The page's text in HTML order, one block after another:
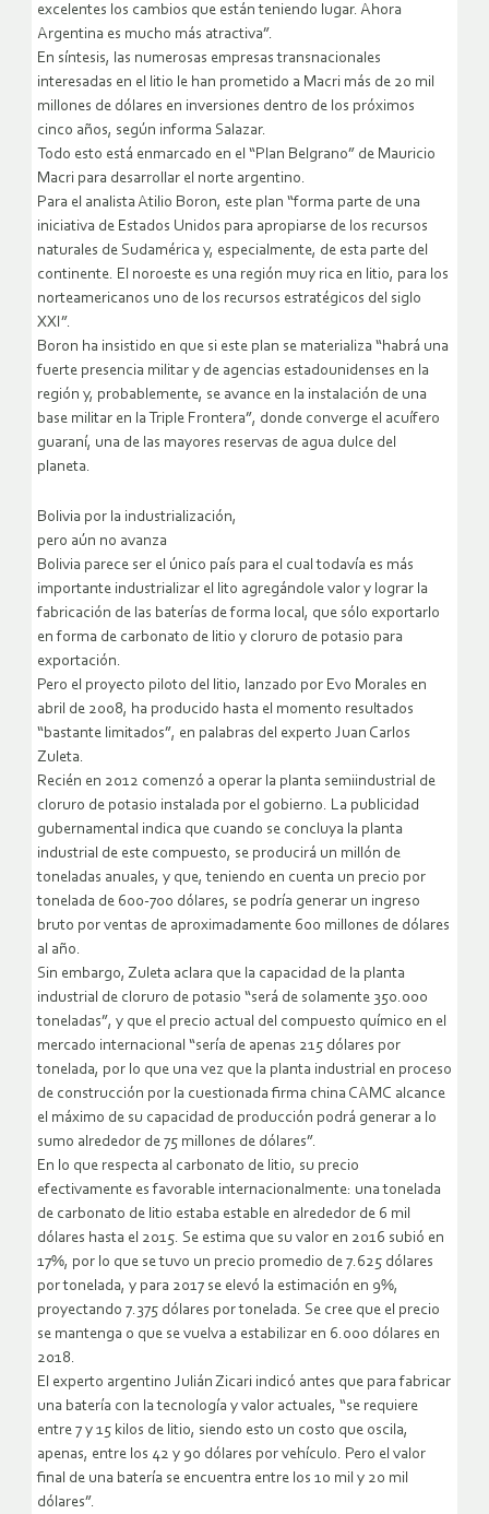
excelentes los cambios que están teniendo lugar. Ahora
Argentina es mucho más atractiva”.
En síntesis, las numerosas empresas transnacionales
interesadas en el litio le han prometido a Macri más de 20 mil
millones de dólares en inversiones dentro de los próximos
cinco años, según informa Salazar.
Todo esto está enmarcado en el “Plan Belgrano” de Mauricio
Macri para desarrollar el norte argentino.
Para el analista Atilio Boron, este plan “forma parte de una
iniciativa de Estados Unidos para apropiarse de los recursos
naturales de Sudamérica y, especialmente, de esta parte del
continente. El noroeste es una región muy rica en litio, para los
norteamericanos uno de los recursos estratégicos del siglo
XXI”.
Boron ha insistido en que si este plan se materializa “habrá una
fuerte presencia militar y de agencias estadounidenses en la
región y, probablemente, se avance en la instalación de una
base militar en la Triple Frontera”, donde converge el acuífero
guaraní, una de las mayores reservas de agua dulce del
planeta.
Bolivia por la industrialización,
pero aún no avanza
Bolivia parece ser el único país para el cual todavía es más
importante industrializar el lito agregándole valor y lograr la
fabricación de las baterías de forma local, que sólo exportarlo
en forma de carbonato de litio y cloruro de potasio para
exportación.
Pero el proyecto piloto del litio, lanzado por Evo Morales en
abril de 2008, ha producido hasta el momento resultados
“bastante limitados”, en palabras del experto Juan Carlos
Zuleta.
Recién en 2012 comenzó a operar la planta semiindustrial de
cloruro de potasio instalada por el gobierno. La publicidad
gubernamental indica que cuando se concluya la planta
industrial de este compuesto, se producirá un millón de
toneladas anuales, y que, teniendo en cuenta un precio por
tonelada de 600-700 dólares, se podría generar un ingreso
bruto por ventas de aproximadamente 600 millones de dólares
al año.
Sin embargo, Zuleta aclara que la capacidad de la planta
industrial de cloruro de potasio “será de solamente 350.000
toneladas”, y que el precio actual del compuesto químico en el
mercado internacional “sería de apenas 215 dólares por
tonelada, por lo que una vez que la planta industrial en proceso
de construcción por la cuestionada firma china CAMC alcance
el máximo de su capacidad de producción podrá generar a lo
sumo alrededor de 75 millones de dólares”.
En lo que respecta al carbonato de litio, su precio
efectivamente es favorable internacionalmente: una tonelada
de carbonato de litio estaba estable en alrededor de 6 mil
dólares hasta el 2015. Se estima que su valor en 2016 subió en
17%, por lo que se tuvo un precio promedio de 7.625 dólares
por tonelada, y para 2017 se elevó la estimación en 9%,
proyectando 7.375 dólares por tonelada. Se cree que el precio
se mantenga o que se vuelva a estabilizar en 6.000 dólares en
2018.
El experto argentino Julián Zicari indicó antes que para fabricar
una batería con la tecnología y valor actuales, “se requiere
entre 7 y 15 kilos de litio, siendo esto un costo que oscila,
apenas, entre los 42 y 90 dólares por vehículo. Pero el valor
final de una batería se encuentra entre los 10 mil y 20 mil
dólares”.